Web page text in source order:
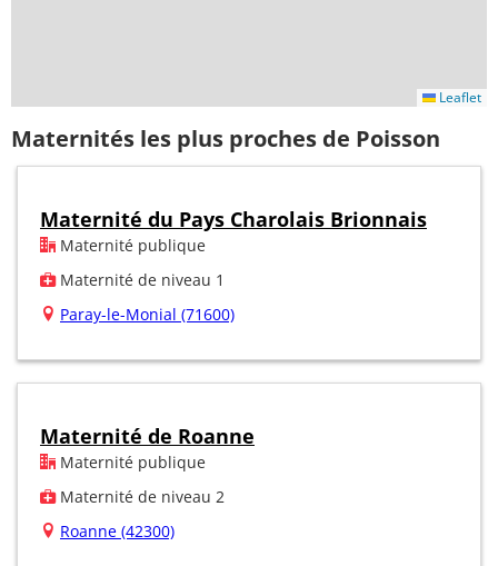
Leaflet
Maternités les plus proches de Poisson
Maternité du Pays Charolais Brionnais
Maternité publique
Maternité de niveau 1
Paray-le-Monial (71600)
Maternité de Roanne
Maternité publique
Maternité de niveau 2
Roanne (42300)